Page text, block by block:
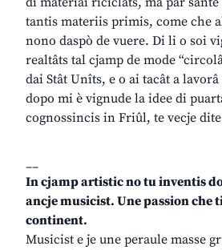
tantis materiis primis, come che
nono daspò de vuere. Di li o soi
realtâts tal cjamp de mode
dai Stât Unîts, e o ai tacât a
dopo mi è vignude la idee di
cognossincis in Friûl, te vecje
__
In cjamp artistic no tu inventis
ancje musicist. Une passion che
continent.
Musicist e je une peraule masse